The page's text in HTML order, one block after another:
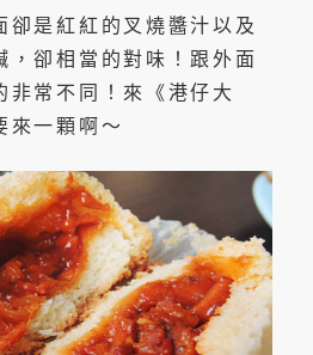
卻是紅紅的叉燒醬汁以及
，卻相當的對味！跟外面
非常不同！來《港仔大
來一顆啊～